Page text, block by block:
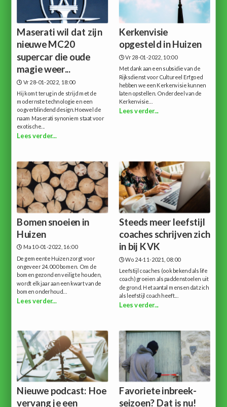
Maserati wil dat zijn
nieuwe MC20
supercar die oude
magie weer...
Vr 28-01-2022, 18:00
Hij komt terug in de strijd met de
modernste technologie en een
oogverblindend design.Hoewel de
naam Maserati synoniem staat voor
exotische...
Lees verder...
Kerkenvisie
opgesteld in Huizen
Vr 28-01-2022, 10:00
Met dank aan een subsidie van de
Rijksdienst voor Cultureel Erfgoed
hebben we een Kerkenvisie kunnen
laten opstellen. Onderdeel van de
Kerkenvisie...
Lees verder...
Bomen snoeien in
Huizen
Ma 10-01-2022, 16:00
De gemeente Huizen zorgt voor
ongeveer 24.000 bomen. Om de
bomen gezond en veilig te houden,
wordt elk jaar aan een kwart van de
bomen onderhoud...
Lees verder...
Steeds meer leefstijl
coaches schrijven zich
in bij KVK
Wo 24-11-2021, 08:00
Leefstijl coaches (ook bekend als life
coach) groeien als paddenstoelen uit
de grond. Het aantal mensen dat zich
als leefstijl coach heeft...
Lees verder...
Nieuwe podcast: Hoe
vervang je een
Favoriete inbreek-
seizoen? Dat is nu!